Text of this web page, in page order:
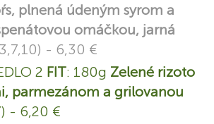
plnená údeným syrom a
omáčkou, jarná
- 6,30 €
2 FIT: 180g Zelené rizoto
parmezánom a grilovanou
- 6,20 €